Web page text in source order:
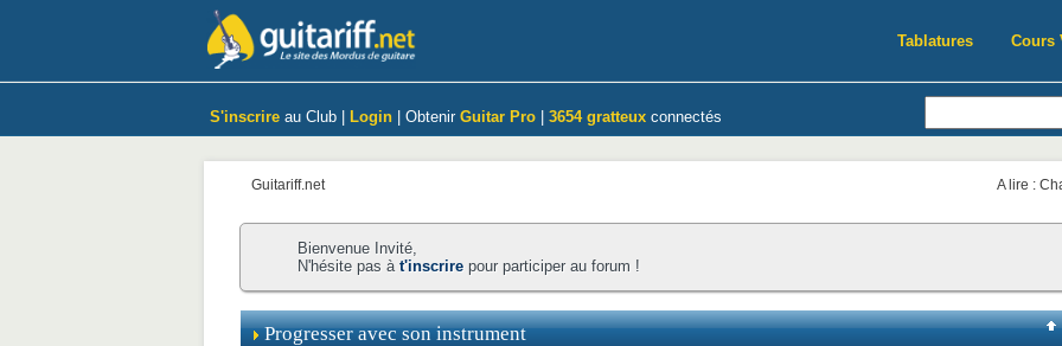
Tablatures Cours
S'inscrire au Club | Login | Obtenir Guitar Pro 3654 gratteux connectés
Guitariff.net A lire :
Bienvenue Invité,
N'hésite pas à t'inscrire pour participer au forum !
Progresser avec son instrument